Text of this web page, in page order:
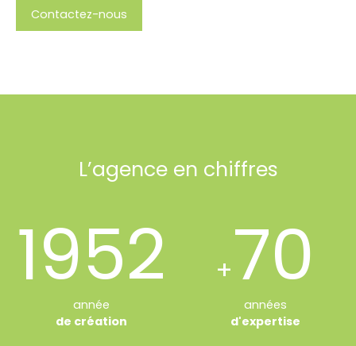
Contactez-nous
L’agence en chiffres
1952
année
de création
+70
années
d'expertise